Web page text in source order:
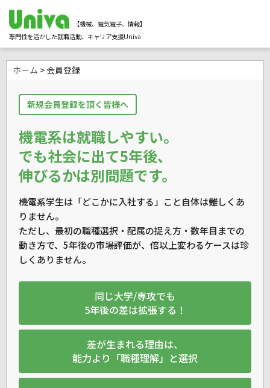
【機械、電気電子、情報】
専門性を活かした就職活動、キャリア支援Univa
ホーム > 会員登録
新規会員登録を頂く皆様へ
機電系は就職しやすい。
でも社会に出て5年後、
伸びるかは別問題です。
機電系学生は「どこかに入社する」こと自体は難しくあ
りません。
ただし、最初の職種選択・配属の捉え方・数年目までの
動き方で、 5年後の市場評価が、倍以上変わるケースは珍
しくありません。
同じ大学/専攻でも
5年後の差は拡張する！
差が生まれる理由は、
能力より「職種理解」と選択